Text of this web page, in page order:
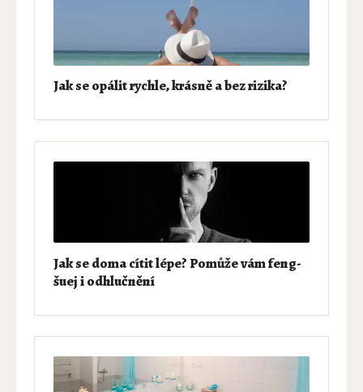
Jak se opálit rychle, krásně a bez rizika?
Jak se doma cítit lépe? Pomůže vám feng-
šuej i odhlučnění